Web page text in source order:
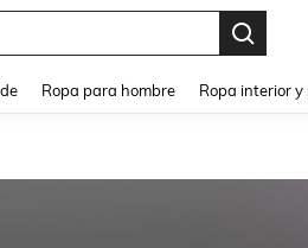
Ropa para hombre Ropa interior